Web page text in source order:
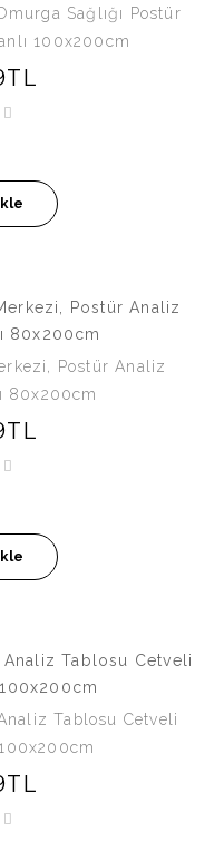
Sağlığı Postür
100x200cm
Postür Analiz
80x200cm
Tablosu Cetveli